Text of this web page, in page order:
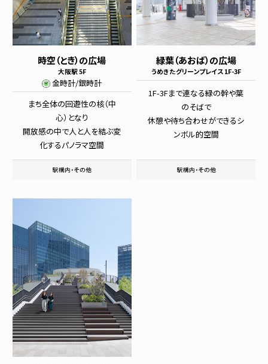
時空（とき）の広場
大阪駅 5F
金時計/銀時計
まち全体の回遊性の核（中
心）となり
開放感の中で人と人を結ぶ変
化するパノラマ空間
緑葉（あおば）の広場
うめきたグリーンプレイス 1F-3F
1F-3Fまで連なる緑の幹や葉
のそばで
休憩や待ち合わせができるシ
ンボル的空間